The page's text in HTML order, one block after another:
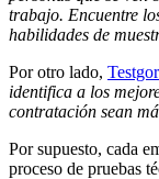
trabajo. Encuentre
habilidades de
Por otro lado,
identifica a los
contratación sean
Por supuesto, cada
proceso de pruebas